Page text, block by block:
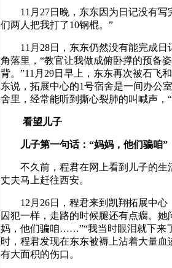
11月27日晚，东东因为日记没有写
们两人把我打了10钢棍。”
11月28日，东东仍然没有能完成日
角落里，“教官让我做成俯卧撑的预备
背。”11月29日早上，东东再次被石飞
东说，拓展中心的1号宿舍是一间办公
舍里，经常能听到撕心裂肺的叫喊
看望儿子
儿子第一句话：“妈妈，他们骗咱”
不久前，程君在网上看到儿子的生
丈夫马上赶往西安。
12月26日，程君来到凯翔拓展中心
囚犯一样，走路的时候腿还有点瘸。
妈，他们骗咱……”“我当时眼泪就下来
时，程君发现在东东被褥上沾着大量
有大面积的伤口。